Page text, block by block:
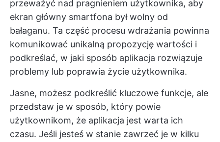
przeważyć nad pragnieniem użytkownika, aby
ekran główny smartfona był wolny od
bałaganu. Ta część procesu wdrażania powinna
komunikować unikalną propozycję wartości i
podkreślać, w jaki sposób aplikacja rozwiązuje
problemy lub poprawia życie użytkownika.
Jasne, możesz podkreślić kluczowe funkcje, ale
przedstaw je w sposób, który powie
użytkownikom, że aplikacja jest warta ich
czasu. Jeśli jesteś w stanie zawrzeć je w kilku